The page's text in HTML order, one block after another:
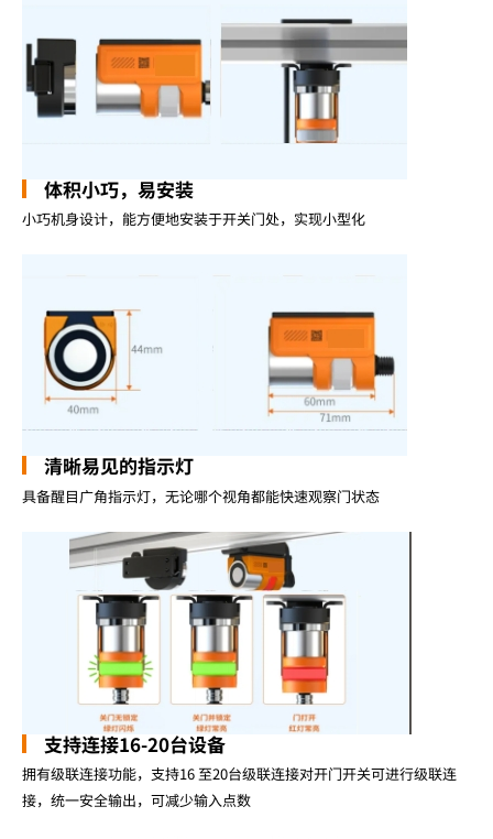
体积小巧，易安装
小巧机身设计，能方便地安装于开关门处，实现小型化
清晰易见的指示灯
具备醒目广角指示灯，无论哪个视角都能快速观察门状态
支持连接16-20台设备
拥有级联连接功能，支持16 至20台级联连接对开门开关可进行级联连
接，统一安全输出，可减少输入点数